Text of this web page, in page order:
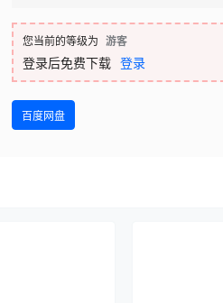
您当前的等级为 游客
登录后免费下载 登录
百度网盘